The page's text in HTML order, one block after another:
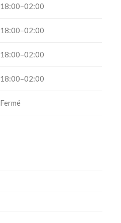
18:00–02:00
18:00–02:00
18:00–02:00
18:00–02:00
Fermé